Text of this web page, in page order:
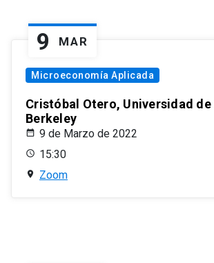
9 MAR
Microeconomía Aplicada
Cristóbal Otero, Universidad
Berkeley
9 de Marzo de 2022
15:30
Zoom